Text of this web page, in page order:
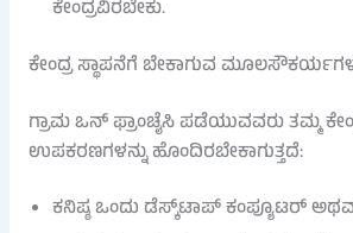
ಕೇಂದ್ರವಿರಬೇಕು.
ಕೇಂದ್ರ ಸ್ಥಾಪನೆಗೆ ಬೇಕಾಗುವ
ಗ್ರಾಮ ಒನ್ ಫ್ರಾಂಚೈಸಿ ಪಡೆಯುವವರು ತಮ್ಮ
ಉಪಕರಣಗಳನ್ನು ಹೊಂದಿರಬೇಕಾಗುತ್ತದೆ:
ಕನಿಷ್ಠ ಒಂದು ಡೆಸ್ಕ್‌ಟಾಪ್ ಕಂಪ್ಯೂಟರ್